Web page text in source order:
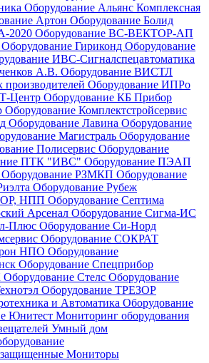
Оборудование Альянс Комплексная
Артон Оборудование Болид
2020 Оборудование ВС-ВЕКТОР-АП
Оборудование Гириконд Оборудование
ИВС-Сигналспецавтоматика
А.В. Оборудование ВИСТЛ
производителей Оборудование ИПРо
Центр Оборудование КБ Прибор
Оборудование Комплектстройсервис
Оборудование Лавина Оборудование
Магистраль Оборудование
Полисервис Оборудование
ПТК "ИВС" Оборудование ПЭАП
Оборудование РЗМКП Оборудование
Оборудование Рубеж
НПП Оборудование Септима
Арсенал Оборудование Сигма-ИС
Плюс Оборудование Си-Норд
Оборудование СОКРАТ
НПО Оборудование
Оборудование Спецприбор
Оборудование Стелс Оборудование
Оборудование ТРЕЗОР
и Автоматика Оборудование
Юнитест Мониторинг оборудования
Умный дом
Мониторы